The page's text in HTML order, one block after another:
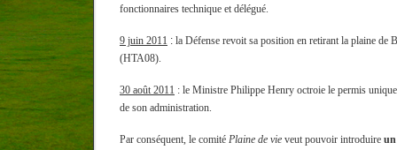
fonctionnaires technique et délégué.
9 juin 2011 : la Défense revoit sa position en retirant la plaine de
(HTA08).
30 août 2011 : le Ministre Philippe Henry octroie le permis
de son administration.
Par conséquent, le comité Plaine de vie veut pouvoir introduire un